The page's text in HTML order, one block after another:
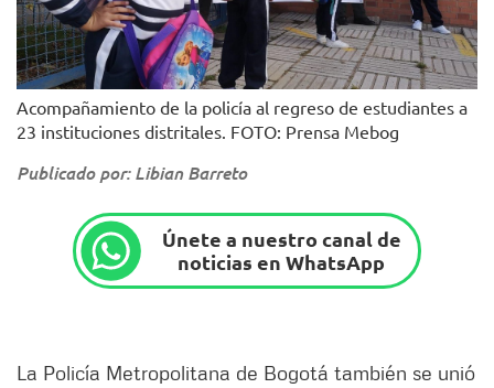
Acompañamiento de la policía al regreso de estudiantes a
23 instituciones distritales. FOTO: Prensa Mebog
Publicado por: Libian Barreto
Únete a nuestro canal de
noticias en WhatsApp
La Policía Metropolitana de Bogotá también se unió